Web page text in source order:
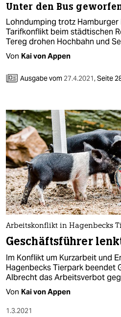
Unter den Bus
Lohndumping trotz Hamburger
Tarifkonflikt beim städtischen
Tereg drohen Hochbahn und
Von Kai von Appen
Ausgabe vom 27.4.2021,Seite
Arbeitskonflikt in Hagenbecks
Geschäftsführer
Im Konflikt um Kurzarbeit und
Hagenbecks Tierpark beendet
Albrecht das Arbeitsverbot
Von Kai von Appen
1.3.2021